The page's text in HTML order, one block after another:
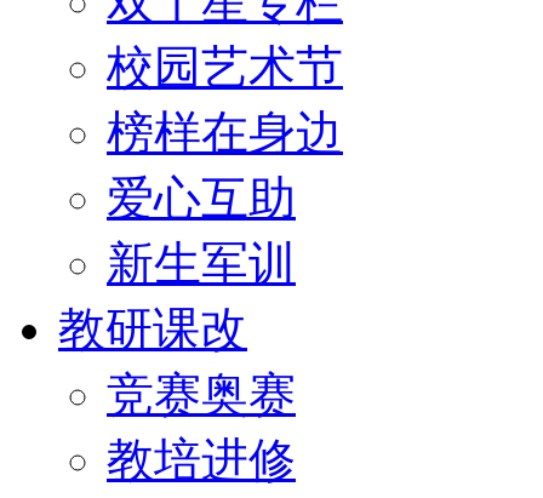
校园艺术节
榜样在身边
爱心互助
新生军训
教研课改
竞赛奥赛
教培进修